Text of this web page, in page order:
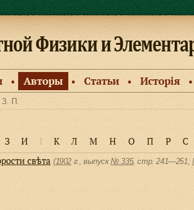
● Авторы ● Статьи ● Исторiя ●
З. П.
З И І К Л М Н О П Р С
свѣта (1902 г., выпуск№ 335, cтр. 241—251;